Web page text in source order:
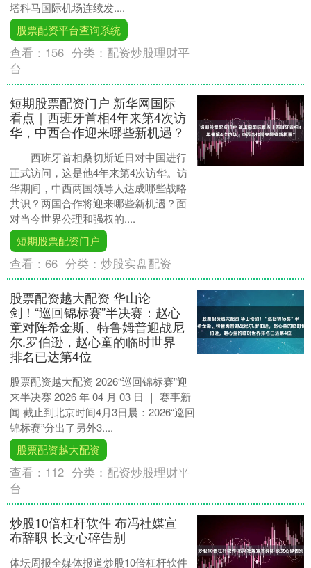
塔科马国际机场连续发....
股票配资平台查询系统
查看： 156 分类： 配资炒股理财平
台
短期股票配资门户 新华网国际
看点｜西班牙首相4年来第4次访
华，中西合作迎来哪些新机遇？
西班牙首相桑切斯近日对中国进行
正式访问，这是他4年来第4次访华。访
华期间，中西两国领导人达成哪些战略
共识？两国合作将迎来哪些新机遇？面
对当今世界公理和强权的....
短期股票配资门户
查看：66 分类：炒股实盘配资
股票配资越大配资 华山论
剑！“巡回锦标赛”半决赛：赵心
童对阵希金斯、特鲁姆普迎战尼
尔.罗伯逊，赵心童的临时世界
排名已达第4位
股票配资越大配资 2026“巡回锦标赛”迎
来半决赛 2026 年 04 月 03 日 ｜ 赛事新
闻 截止到北京时间4月3日晨：2026“巡回
锦标赛”分出了另外3....
股票配资越大配资
查看： 112 分类： 配资炒股理财平
台
炒股10倍杠杆软件 布冯社媒宣
布辞职 长文心碎告别
体坛周报全媒体报道炒股10倍杠杆软件